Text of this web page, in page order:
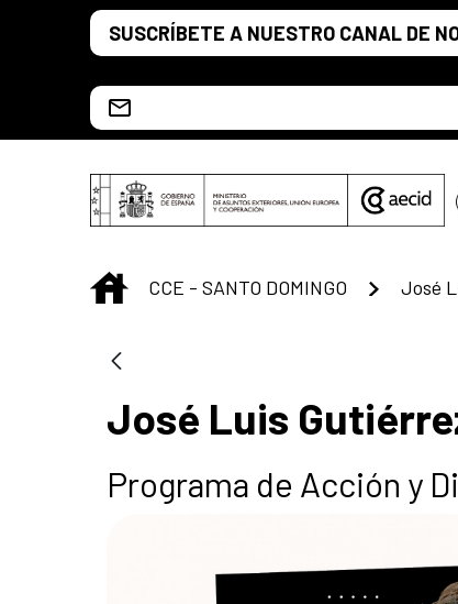
Saltar al contenido principal
SUSCRÍBETE A NUESTRO CANAL DE
INICIO
CCE - SANTO DOMINGO José
José Luis
Programa de Acción y